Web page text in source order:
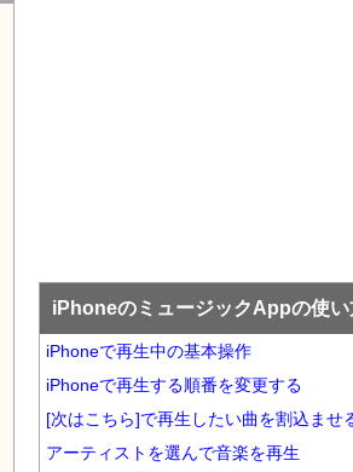
iPhoneのミュージックAppの使い
iPhoneで再生中の基本操作
iPhoneで再生する順番を変更する
[次はこちら]で再生したい曲を割込ませ
アーティストを選んで音楽を再生